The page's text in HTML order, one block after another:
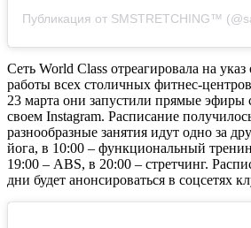
Сеть World Class отреагировала на
работы всех столичных фитнес-
23 марта они запустили прямые эфиры
своем Instagram. Расписание
разнообразные занятия идут одно за
йога, в 10:00 – функциональный
19:00 – ABS, в 20:00 – стретчинг.
дни будет анонсироваться в соцсетях